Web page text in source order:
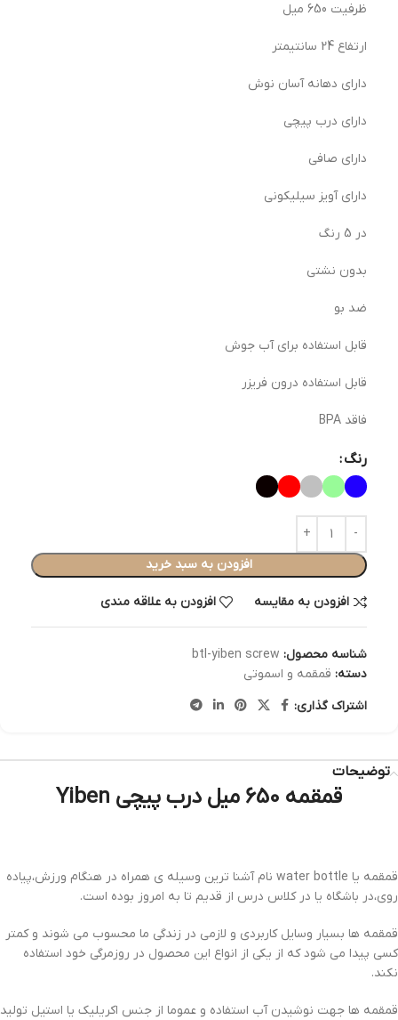
ظرفیت 650 میل
ارتفاع 24 سانتیمتر
دارای دهانه آسان نوش
دارای درب پیچی
دارای صافی
دارای آویز سیلیکونی
در 5 رنگ
بدون نشتی
ضد بو
قابل استفاده برای آب جوش
قابل استفاده درون فریزر
فاقد BPA
رنگ
افزودن به سبد خرید
افزودن به مقایسه افزودن به علاقه مندی
شناسه محصول: btl-yiben screw
دسته: قمقمه و اسموتی
اشتراک گذاری:
توضیحات
قمقمه 650 میل درب پیچی Yiben
قمقمه یا water bottle نام آشنا ترین وسیله ی همراه در هنگام ورزش،پیاده
روی،در باشگاه یا در کلاس درس از قدیم تا به امروز بوده است.
قمقمه ها بسیار وسایل کاربردی و لازمی در زندگی ما محسوب می شوند و کمتر
کسی پیدا می شود که از یکی از انواع این محصول در روزمرگی خود استفاده
نکند.
قمقمه ها جهت نوشیدن آب استفاده و عموما از جنس اکریلیک یا استیل تولید